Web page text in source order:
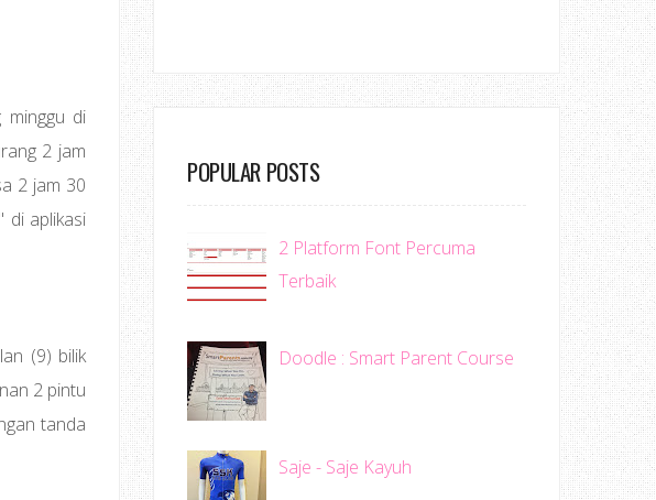
di
2 jam
2 jam 30
di aplikasi
(9) bilik
2 pintu
tanda
POPULAR POSTS
2 Platform Font Percuma
Terbaik
Doodle : Smart Parent Course
Saje - Saje Kayuh